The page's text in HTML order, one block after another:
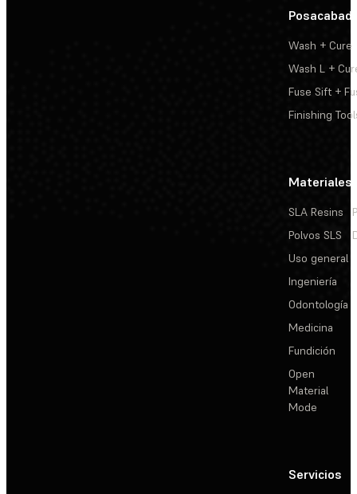
Wash + Cure
Wash L +
Fuse Sift +
Finishing
Materiales
SLA Resins
Polvos SLS
Uso general
Ingeniería
Odontología
Medicina
Fundición
Open
Material
Mode
Servicios